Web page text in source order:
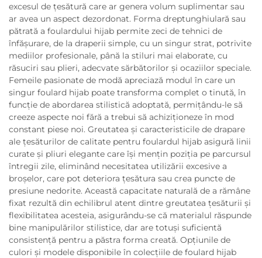
excesul de țesătură care ar genera volum suplimentar sau
ar avea un aspect dezordonat. Forma dreptunghiulară sau
pătrată a foulardului hijab permite zeci de tehnici de
înfășurare, de la draperii simple, cu un singur strat, potrivite
mediilor profesionale, până la stiluri mai elaborate, cu
răsuciri sau plieri, adecvate sărbătorilor și ocaziilor speciale.
Femeile pasionate de modă apreciază modul în care un
singur foulard hijab poate transforma complet o tinută, în
funcție de abordarea stilistică adoptată, permițându-le să
creeze aspecte noi fără a trebui să achiziționeze în mod
constant piese noi. Greutatea și caracteristicile de drapare
ale țesăturilor de calitate pentru foulardul hijab asigură linii
curate și pliuri elegante care își mențin poziția pe parcursul
întregii zile, eliminând necesitatea utilizării excesive a
broșelor, care pot deteriora țesătura sau crea puncte de
presiune nedorite. Această capacitate naturală de a rămâne
fixat rezultă din echilibrul atent dintre greutatea țesăturii și
flexibilitatea acesteia, asigurându-se că materialul răspunde
bine manipulărilor stilistice, dar are totuși suficientă
consistență pentru a păstra forma creată. Opțiunile de
culori și modele disponibile în colecțiile de foulard hijab